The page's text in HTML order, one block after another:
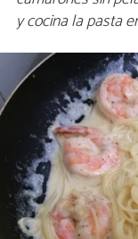
y cocina la pasta